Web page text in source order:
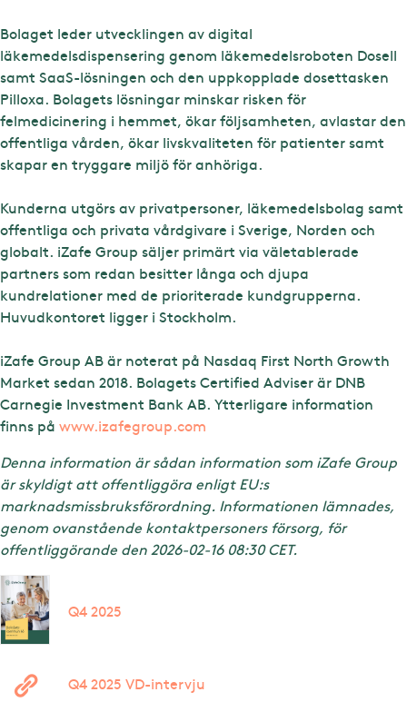
Bolaget leder utvecklingen av digital
läkemedelsdispensering genom läkemedelsroboten Dosell
samt SaaS-lösningen och den uppkopplade dosettasken
Pilloxa. Bolagets lösningar minskar risken för
felmedicinering i hemmet, ökar följsamheten, avlastar den
offentliga vården, ökar livskvaliteten för patienter samt
skapar en tryggare miljö för anhöriga.
Kunderna utgörs av privatpersoner, läkemedelsbolag samt
offentliga och privata vårdgivare i Sverige, Norden och
globalt. iZafe Group säljer primärt via väletablerade
partners som redan besitter långa och djupa
kundrelationer med de prioriterade kundgrupperna.
Huvudkontoret ligger i Stockholm.
iZafe Group AB är noterat på Nasdaq First North Growth
Market sedan 2018. Bolagets Certified Adviser är DNB
Carnegie Investment Bank AB. Ytterligare information
finns på www.izafegroup.com
Denna information är sådan information som iZafe Group
är skyldigt att offentliggöra enligt EU:s
marknadsmissbruksförordning. Informationen lämnades,
genom ovanstående kontaktpersoners försorg, för
offentliggörande den 2026-02-16 08:30 CET.
Q4 2025
Q4 2025 VD-intervju